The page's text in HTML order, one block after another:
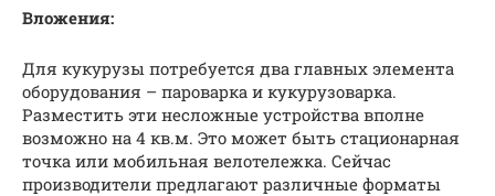
Вложения:
Для кукурузы потребуется два главных элемента
оборудования – пароварка и кукурузоварка.
Разместить эти несложные устройства вполне
возможно на 4 кв.м. Это может быть стационарная
точка или мобильная велотележка. Сейчас
производители предлагают различные форматы